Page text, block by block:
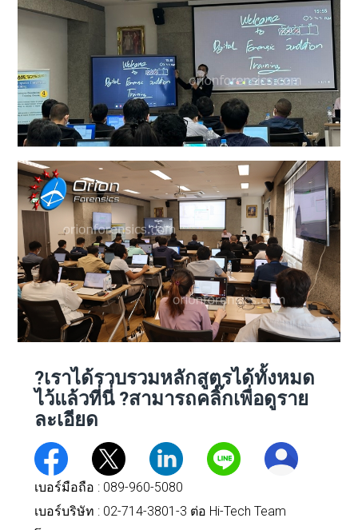
?เราได้รวบรวมหลักสูตรได้ทั้งหมด
ไว้แล้วที่นี่?สามารถคลิ๊กเพื่อดูราย
ละเอียด
เบอร์มือถือ : 089-960-5080
เบอร์บริษัท : 02-714-3801-3 ต่อ Hi-Tech Team